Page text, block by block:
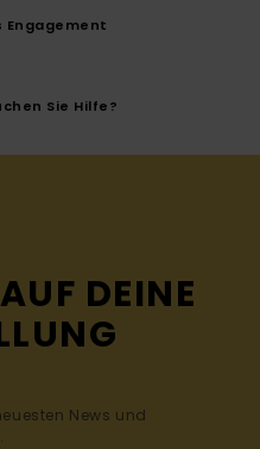
Sie Hilfe?
DEINE
News und